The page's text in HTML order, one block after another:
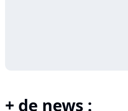
+ de news :